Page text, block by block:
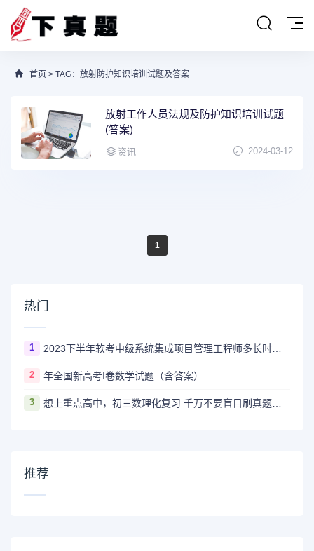
首页 > TAG：放射防护知识培训试题及答案
放射工作人员法规及防护知识培训试题
(答案)
资讯 2024-03-12
1
热门
1 2023下半年软考中级系统集成项目管理工程师多长时间出成绩
2 年全国新高考I卷数学试题（含答案）
3 想上重点高中，初三数理化复习 千万不要盲目刷真题卷和模拟卷！
推荐